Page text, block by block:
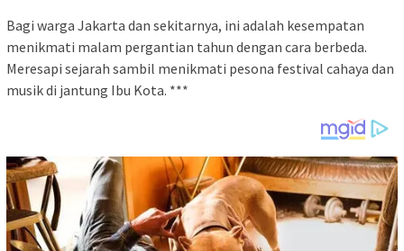
Bagi warga Jakarta dan sekitarnya, ini adalah kesempatan
menikmati malam pergantian tahun dengan cara berbeda.
Meresapi sejarah sambil menikmati pesona festival cahaya dan
musik di jantung Ibu Kota. ***